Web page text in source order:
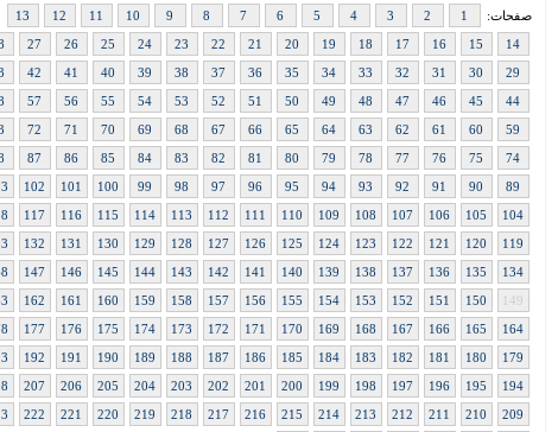
صفحات: 1
2
3
4
5
6
7
8
9
10
11
12
13
14
15
16
17
18
19
20
21
22
23
24
25
26
27
29
30
31
32
33
34
35
36
37
38
39
40
41
42
44
45
46
47
48
49
50
51
52
53
54
55
56
57
59
60
61
62
63
64
65
66
67
68
69
70
71
72
74
75
76
77
78
79
80
81
82
83
84
85
86
87
89
90
91
92
93
94
95
96
97
98
99
100
101
102
104
105
106
107
108
109
110
111
112
113
114
115
116
117
119
120
121
122
123
124
125
126
127
128
129
130
131
132
134
135
136
137
138
139
140
141
142
143
144
145
146
147
149
150
151
152
153
154
155
156
157
158
159
160
161
162
164
165
166
167
168
169
170
171
172
173
174
175
176
177
179
180
181
182
183
184
185
186
187
188
189
190
191
192
194
195
196
197
198
199
200
201
202
203
204
205
206
207
209
210
211
212
213
214
215
216
217
218
219
220
221
222